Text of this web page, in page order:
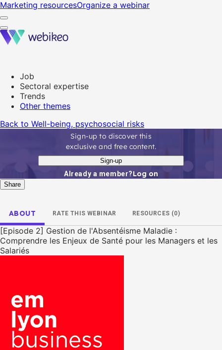
Marketing resourcesOrganize a webinar
Job
Sectoral expertise
Trends
Other themes
Back to Well-being, psychosocial risks
Sign-up to discover this
exclusive and free content.
Sign-up
Already a member?Log on
Share
ABOUT RATE THIS WEBINAR RESOURCES (0)
[Episode 2] Gestion de l'Absentéisme Maladie :
Comprendre les Enjeux de Santé pour les Managers et les
Salariés